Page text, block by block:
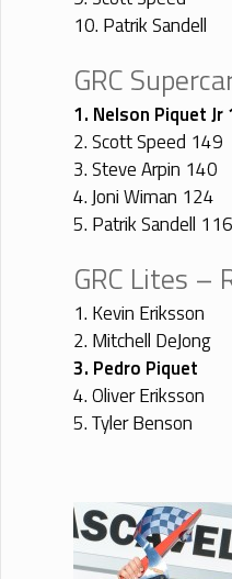
10. Patrik Sandell
GRC
1. Nelson Piquet
2. Scott Speed 149
3. Steve Arpin 140
4. Joni Wiman 124
5. Patrik Sandell 116
GRC Lites –
1. Kevin Eriksson
2. Mitchell DeJong
3. Pedro Piquet
4. Oliver Eriksson
5. Tyler Benson